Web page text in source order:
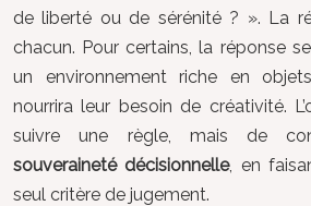
de liberté ou de sérénité ? ». La
chacun. Pour certains, la réponse
un environnement riche en
nourrira leur besoin de créativité.
suivre une règle, mais de
souveraineté décisionnelle, en
seul critère de jugement.